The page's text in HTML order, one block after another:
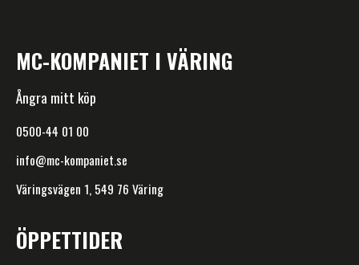
MC-KOMPANIET I VÄRING
Ångra mitt köp
0500-44 01 00
info@mc-kompaniet.se
Väringsvägen 1, 549 76 Väring
ÖPPETTIDER